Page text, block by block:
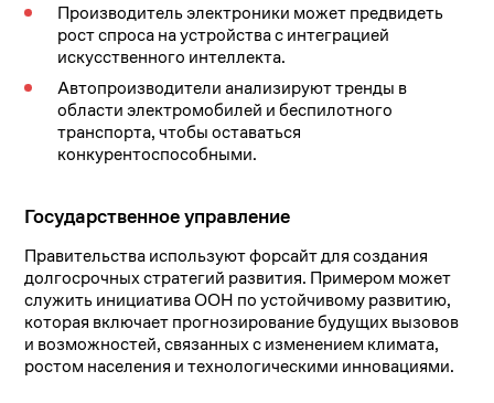
Производитель электроники может предвидеть
рост спроса на устройства с интеграцией
искусственного интеллекта.
Автопроизводители анализируют тренды в
области электромобилей и беспилотного
транспорта, чтобы оставаться
конкурентоспособными.
Государственное управление
Правительства используют форсайт для создания
долгосрочных стратегий развития. Примером может
служить инициатива ООН по устойчивому развитию,
которая включает прогнозирование будущих вызовов
и возможностей, связанных с изменением климата,
ростом населения и технологическими инновациями.